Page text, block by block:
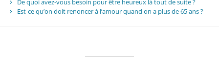
De quoi avez-vous besoin pour être heureux là tout de suite ?
Est-ce qu’on doit renoncer à l’amour quand on a plus de 65 ans ?